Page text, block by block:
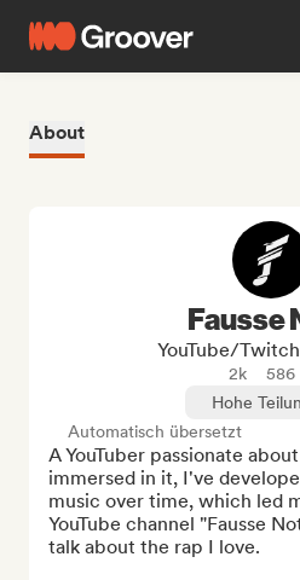
About
Fausse
YouTube/
2k
586
Hohe
Automatisch übersetzt
A YouTuber passionate
immersed in it, I've
music over time, which led
YouTube channel "Fausse
talk about the rap I love.